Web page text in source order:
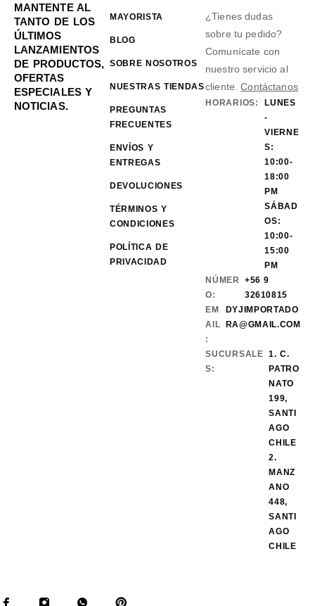
MANTENTE AL
TANTO DE LOS
ÚLTIMOS
LANZAMIENTOS
DE PRODUCTOS,
OFERTAS
ESPECIALES Y
NOTICIAS.
MAYORISTA
BLOG
SOBRE NOSOTROS
NUESTRAS TIENDAS
PREGUNTAS
FRECUENTES
ENVÍOS Y
ENTREGAS
DEVOLUCIONES
TÉRMINOS Y
CONDICIONES
POLÍTICA DE
PRIVACIDAD
¿Tienes dudas
sobre tu pedido?
Comunícate con
nuestro servicio al
cliente.Contáctanos
HORARIOS:
LUNES
-
VIERNE
S:
10:00-
18:00
PM
SÁBAD
OS:
10:00-
15:00
PM
NÚMER
O:
+56 9
32610815
EM
AIL
:
DYJIMPORTADO
RA@GMAIL.COM
SUCURSALE
S:
1. C.
PATRO
NATO
199,
SANTI
AGO
CHILE
2.
MANZ
ANO
448,
SANTI
AGO
CHILE